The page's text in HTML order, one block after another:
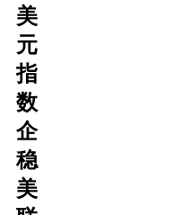
美
元
指
数
企
稳
美